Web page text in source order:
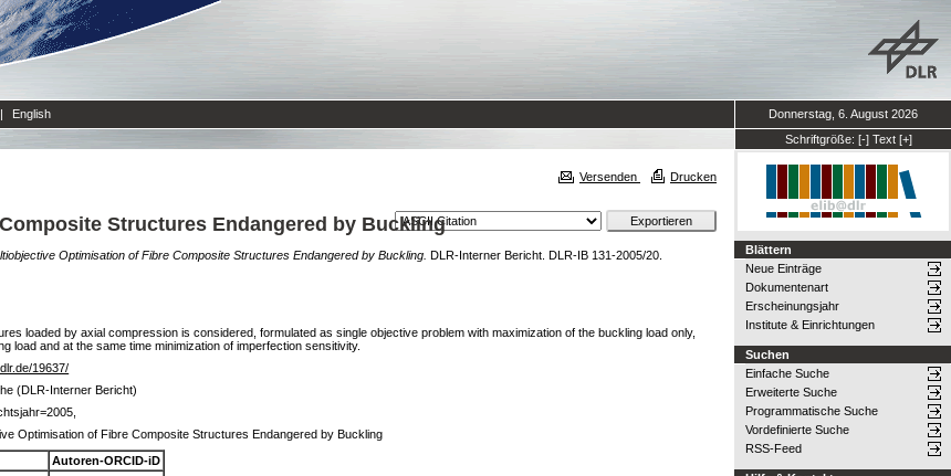
| English
Donnerstag, 6. August 2026
Schriftgröße: [-] Text [+]
Versenden Drucken
Structures Endangered by Buckling
Optimisation of Fibre Composite Structures Endangered by Buckling. DLR-Interner Bericht. DLR-IB 131-2005/20.
loaded by axial compression is considered, formulated as single objective problem with maximization of the buckling load only,
load and at the same time minimization of imperfection sensitivity.
19637/
(DLR-Interner Bericht)
Optimisation of Fibre Composite Structures Endangered by Buckling
Autoren-ORCID-iD
Blättern
Neue Einträge
Dokumentenart
Erscheinungsjahr
Institute & Einrichtungen
Suchen
Einfache Suche
Erweiterte Suche
Programmatische Suche
Vordefinierte Suche
RSS-Feed